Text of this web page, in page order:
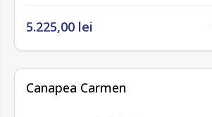
5.225,00 lei
Canapea Carmen